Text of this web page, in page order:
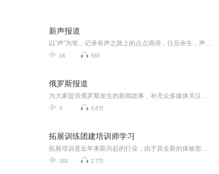
新声报道
16 565
俄罗斯报道
3 5.8万
拓展训练团建培训师学习
183 2.7万